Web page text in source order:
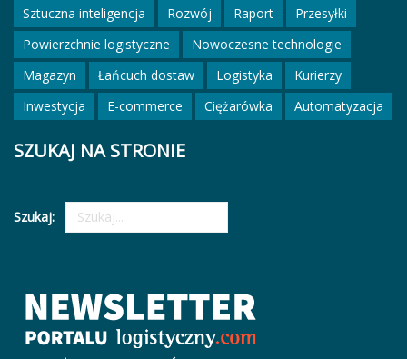
Sztuczna inteligencja
Rozwój Raport
Przesyłki
Powierzchnie logistyczne
Nowoczesne technologie
Magazyn
Łańcuch dostaw Logistyka
Kurierzy
Inwestycja
E-commerce Ciężarówka Automatyzacja
SZUKAJ NA STRONIE
Szukaj: